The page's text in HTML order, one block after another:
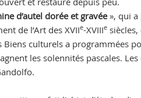
d’autel dorée et gravée», qui a
de l’Art des XVIIe-XVIIIesiècles,
culturels a programmées
les solennités pascales.